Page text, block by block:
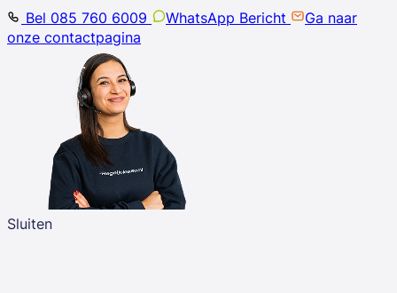
Bel 085 760 6009
WhatsApp Bericht
Ga naar
onze contactpagina
Sluiten